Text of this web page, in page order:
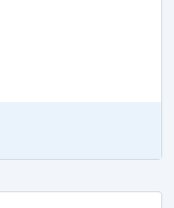
грамотные,
как их качественно
вас должен быть